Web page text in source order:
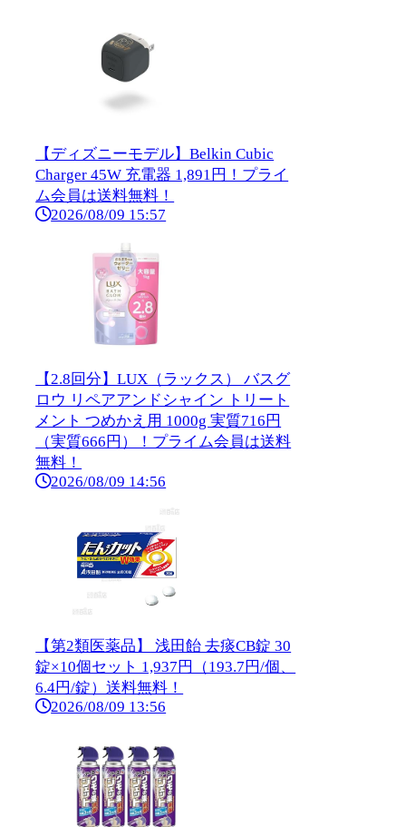
【ディズニーモデル】Belkin Cubic
Charger 45W 充電器 1,891円！プライ
ム会員は送料無料！
2026/08/09 15:57
【2.8回分】LUX（ラックス） バスグ
ロウ リペアアンドシャイン トリート
メント つめかえ用 1000g 実質716円
（実質666円）！プライム会員は送料
無料！
2026/08/09 14:56
【第2類医薬品】 浅田飴 去痰CB錠 30
錠×10個セット 1,937円（193.7円/個、
6.4円/錠）送料無料！
2026/08/09 13:56